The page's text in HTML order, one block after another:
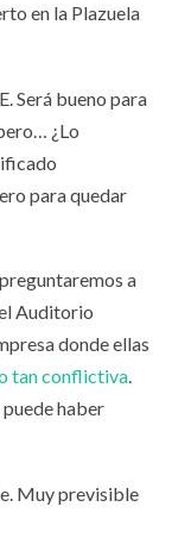
en la Plazuela
Será bueno para
¿Lo
para quedar
a
Auditorio
donde ellas
tan conflictiva.
puede haber
Muy previsible